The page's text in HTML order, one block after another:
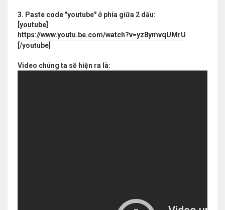
3. Paste code "youtube" ở phía giữa 2 dấu:
[youtube]
https://www.youtu.be.com/watch?v=yz8ymvqUMrU
[/youtube]
Video chúng ta sẽ hiện ra là: